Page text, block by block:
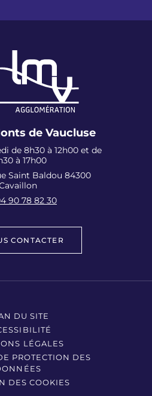
de Vaucluse
de 8h30 à 12h00 et de
à 17h00
Saint Baldou 84300
90 78 82 30
CONTACTER
DU SITE
LÉGALES
PROTECTION DES
DES COOKIES